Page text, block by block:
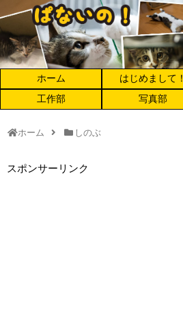
ホーム はじめまして！
工作部
写真部
ホーム しのぶ
スポンサーリンク